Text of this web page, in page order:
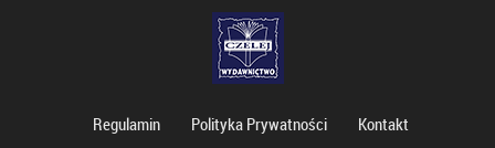
Regulamin Polityka Prywatności Kontakt